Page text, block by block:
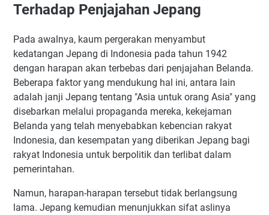
Terhadap Penjajahan Jepang
Pada awalnya, kaum pergerakan menyambut
kedatangan Jepang di Indonesia pada tahun 1942
dengan harapan akan terbebas dari penjajahan Belanda.
Beberapa faktor yang mendukung hal ini, antara lain
adalah janji Jepang tentang "Asia untuk orang Asia" yang
disebarkan melalui propaganda mereka, kekejaman
Belanda yang telah menyebabkan kebencian rakyat
Indonesia, dan kesempatan yang diberikan Jepang bagi
rakyat Indonesia untuk berpolitik dan terlibat dalam
pemerintahan.
Namun, harapan-harapan tersebut tidak berlangsung
lama. Jepang kemudian menunjukkan sifat aslinya